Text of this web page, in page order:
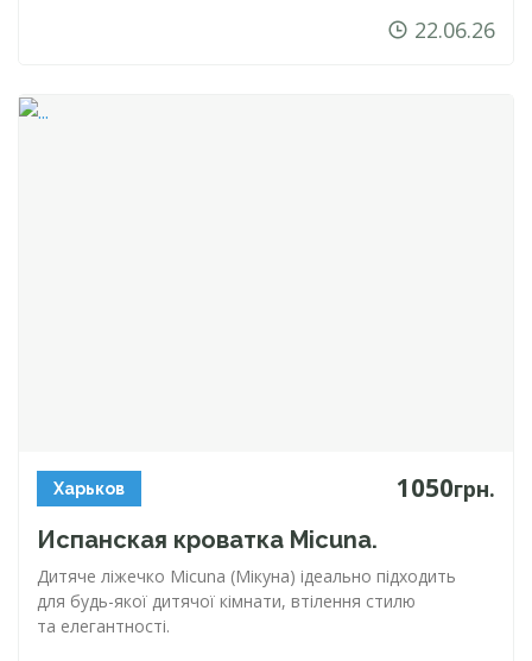
22.06.26
Харьков 1050грн.
Испанская кроватка Micuna.
Дитяче ліжечко Micuna (Мікуна) ідеально підходить
для будь-якої дитячої кімнати, втілення стилю
та елегантності.